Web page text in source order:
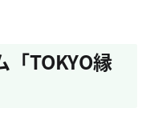
「TOKYO縁